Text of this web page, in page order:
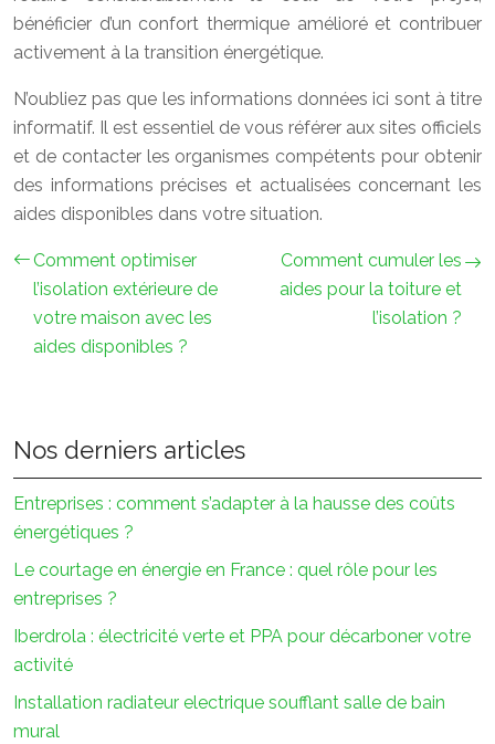
bénéficier d’un confort thermique amélioré et contribuer
activement à la transition énergétique.
N’oubliez pas que les informations données ici sont à titre
informatif. Il est essentiel de vous référer aux sites officiels
et de contacter les organismes compétents pour obtenir
des informations précises et actualisées concernant les
aides disponibles dans votre situation.
Comment optimiser
l’isolation extérieure de
votre maison avec les
aides disponibles ?
Comment cumuler les
aides pour la toiture et
l’isolation ?
Nos derniers articles
Entreprises : comment s’adapter à la hausse des coûts
énergétiques ?
Le courtage en énergie en France : quel rôle pour les
entreprises ?
Iberdrola : électricité verte et PPA pour décarboner votre
activité
Installation radiateur electrique soufflant salle de bain
mural